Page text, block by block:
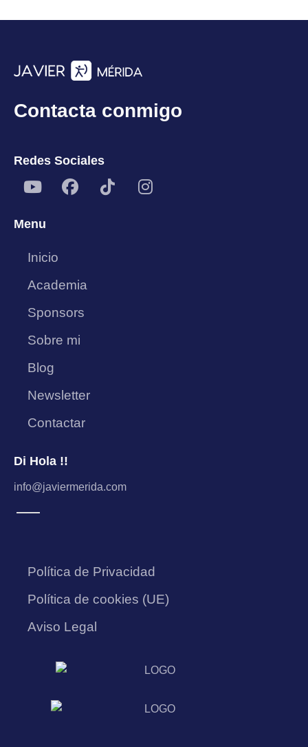
Contacta conmigo
Redes Sociales
Menu
Inicio
Academia
Sponsors
Sobre mi
Blog
Newsletter
Contactar
Di Hola !!
info@javiermerida.com
Política de Privacidad
Política de cookies (UE)
Aviso Legal